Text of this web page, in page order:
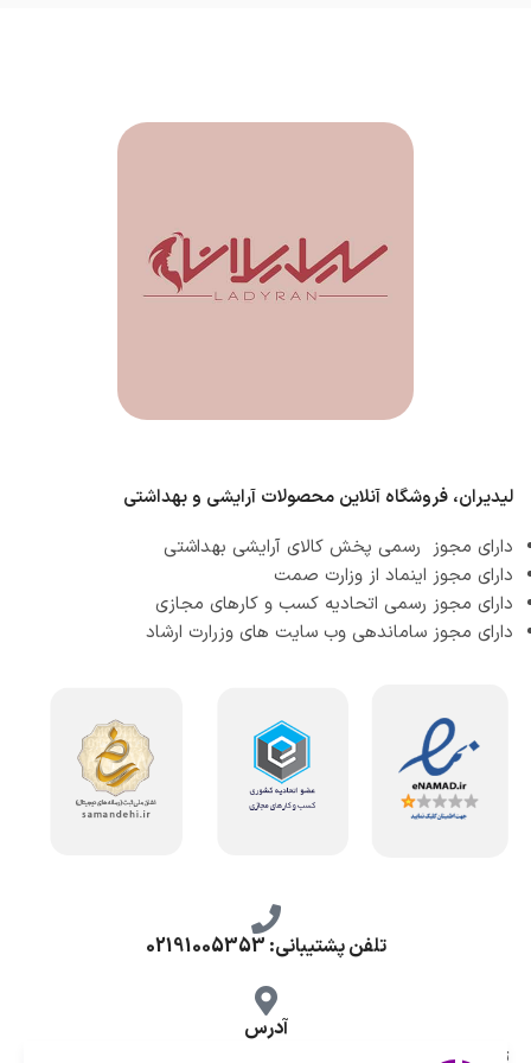
لیدیران، فروشگاه آنلاین محصولات آرایشی و بهداشتی
دارای مجوز رسمی پخش کالای آرایشی بهداشتی
دارای مجوز اینماد از وزارت صمت
دارای مجوز رسمی اتحادیه کسب و کارهای مجازی
دارای مجوز ساماندهی وب سایت های وزرارت ارشاد
تلفن پشتیبانی: 02191005353
آدرس
تهران، طرشت شمالی، خ محمد حسینی، کوچه گلناز شرقی، پلاک 10.